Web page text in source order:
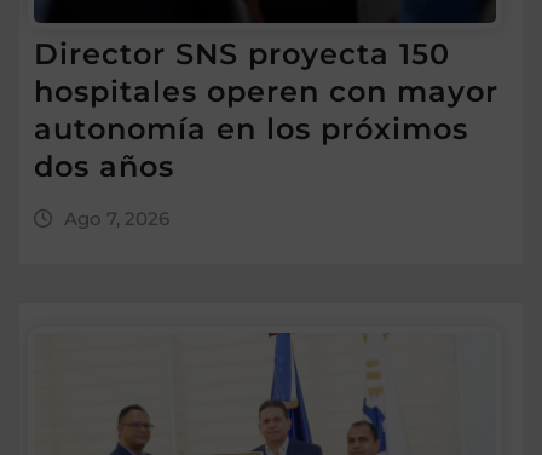
Director SNS proyecta 150
hospitales operen con mayor
autonomía en los próximos
dos años
Ago 7, 2026